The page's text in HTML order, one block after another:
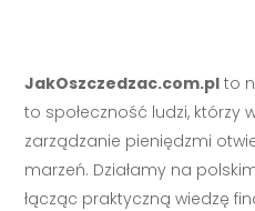
JakOszczedzac.com.pl to
to społeczność ludzi, którzy
zarządzanie pieniędzmi
marzeń. Działamy na
łącząc praktyczną wiedzę